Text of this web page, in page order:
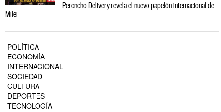
Peroncho Delivery revela el nuevo papelón internacional de
Milei
POLÍTICA
ECONOMÍA
INTERNACIONAL
SOCIEDAD
CULTURA
DEPORTES
TECNOLOGÍA